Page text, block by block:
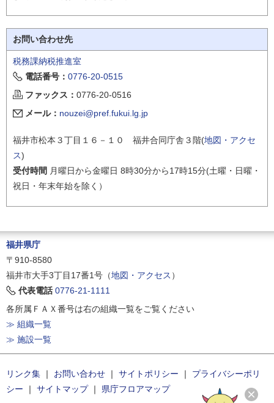
お問い合わせ先
税務課納税推進室
電話番号： 0776-20-0515
ファックス： 0776-20-0516
メール： nouzei@pref.fukui.lg.jp
福井市松本３丁目１６－１０ 福井合同庁舎３階(地図・アクセ
ス)
受付時間 月曜日から金曜日 8時30分から17時15分(土曜・日曜・
祝日・年末年始を除く）
福井県庁
〒910-8580
福井市大手3丁目17番1号（地図・アクセス ）
代表電話 0776-21-1111
各所属ＦＡＸ番号は右の組織一覧をご覧ください
≫ 組織一覧
≫ 施設一覧
リンク集 ｜ お問い合わせ ｜ サイトポリシー ｜
プライバシーポリ
シー ｜ サイトマップ｜ 県庁フロアマップ